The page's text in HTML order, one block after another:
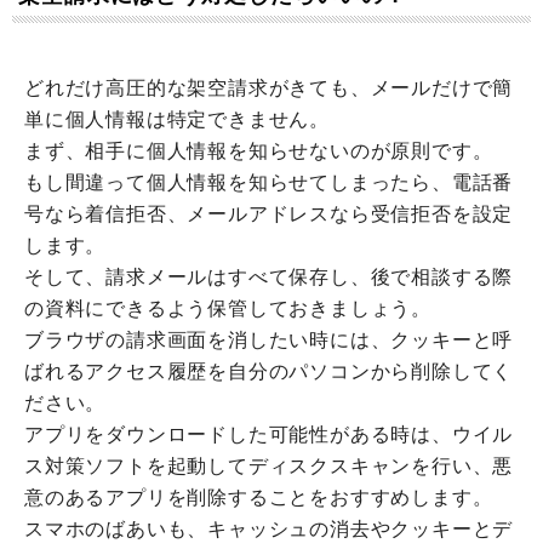
どれだけ高圧的な架空請求がきても、メールだけで簡
単に個人情報は特定できません。
まず、相手に個人情報を知らせないのが原則です。
もし間違って個人情報を知らせてしまったら、電話番
号なら着信拒否、メールアドレスなら受信拒否を設定
します。
そして、請求メールはすべて保存し、後で相談する際
の資料にできるよう保管しておきましょう。
ブラウザの請求画面を消したい時には、クッキーと呼
ばれるアクセス履歴を自分のパソコンから削除してく
ださい。
アプリをダウンロードした可能性がある時は、ウイル
ス対策ソフトを起動してディスクスキャンを行い、悪
意のあるアプリを削除することをおすすめします。
スマホのばあいも、キャッシュの消去やクッキーとデ